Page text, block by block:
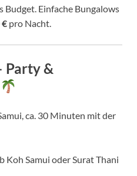
Einfache Bungalows
€ pro Nacht.
Party &
ca. 30 Minuten mit der
Koh Samui oder Surat Thani